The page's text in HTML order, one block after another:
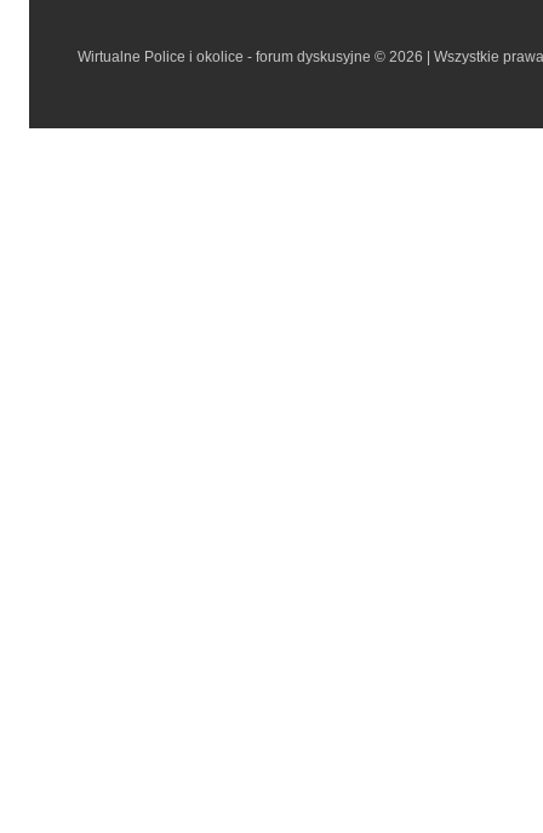
Wirtualne Police i okolice - forum dyskusyjne © 2026 | Wszystkie